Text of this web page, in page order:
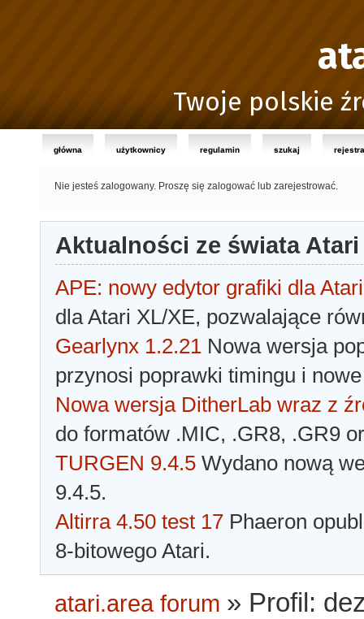
Twoje polskie
główna użytkownicy regulamin szukaj
Nie jesteś zalogowany. Proszę się zalogować lub zarejestrować.
Aktualności ze świata Atari
APE: nowy edytor grafiki dla Atari
dla Atari XL/XE, pozwalające
Gearlynx 1.2.21 Nowa wersja
przynosi poprawki timingu i
Nowa wersja DitherLab wraz z
do formatów .MIC, .GR8, .GR9
TURGEN 9.4.5 Wydano nową
9.4.5.
Altirra 4.50 test 17 Phaeron
8-bitowego Atari.
atari.area forum » Profil: